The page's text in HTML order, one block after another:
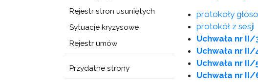
Rejestr stron usuniętych
Sytuacje kryzysowe
Rejestr umów
Przydatne strony
protokoły
protokół z sesji
Uchwała nr
Uchwała nr
Uchwała nr
Uchwała nr